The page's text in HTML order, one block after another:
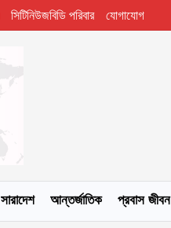
সিটিনিউজবিডি পরিবার যোগাযোগ
সারাদেশ আন্তর্জাতিক প্রবাস জীবন